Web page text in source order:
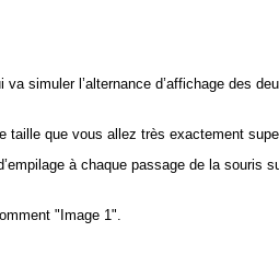
simuler l’alternance d’affichage des
que vous allez très exactement
à chaque passage de la souris
"Image 1".